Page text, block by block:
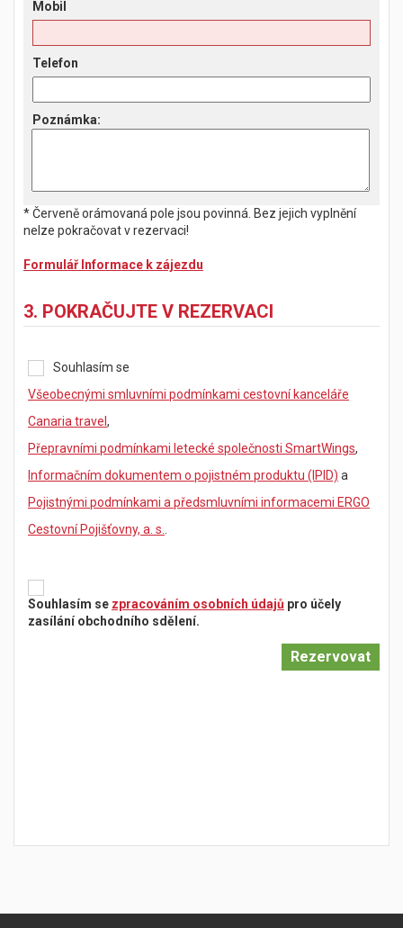
Mobil
Telefon
Poznámka:
* Červeně orámovaná pole jsou povinná. Bez jejich vyplnění
nelze pokračovat v rezervaci!
Formulář Informace k zájezdu
3. POKRAČUJTE V REZERVACI
Souhlasím se
Všeobecnými smluvními podmínkami cestovní kanceláře
Canaria travel ,
Přepravními podmínkami letecké společnosti SmartWings,
Informačním dokumentem o pojistném produktu (IPID) a
Pojistnými podmínkami a předsmluvními informacemi ERGO
Cestovní Pojišťovny, a. s.
Souhlasím se zpracováním osobních údajů pro účely
zasílání obchodního sdělení.